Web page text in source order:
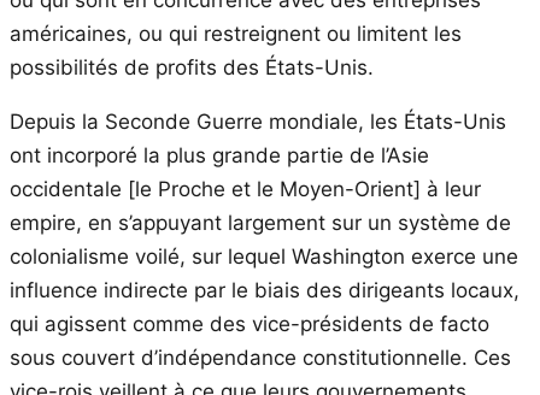
américaines, ou qui restreignent ou limitent les
possibilités de profits des États-Unis.
Depuis la Seconde Guerre mondiale, les États-Unis
ont incorporé la plus grande partie de l’Asie
occidentale [le Proche et le Moyen-Orient] à leur
empire, en s’appuyant largement sur un système de
colonialisme voilé, sur lequel Washington exerce une
influence indirecte par le biais des dirigeants locaux,
qui agissent comme des vice-présidents de facto
sous couvert d’indépendance constitutionnelle. Ces